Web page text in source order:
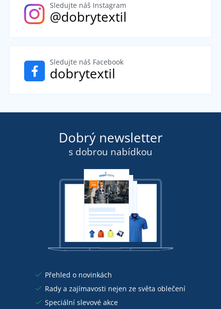
Sledujte náš Instagram
@dobrytextil
Sledujte náš Facebook
dobrytextil
Dobrý newsletter
s dobrou nabídkou
Přehled o novinkách
Rady a zajímavosti nejen ze světa oblečení
Speciální slevové akce